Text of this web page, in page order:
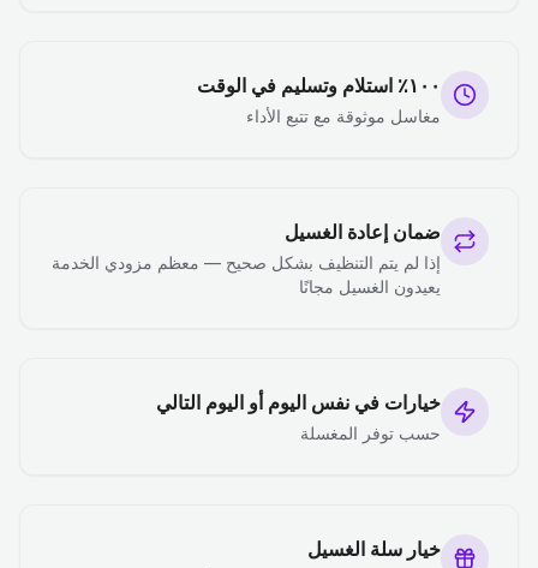
١٠٠٪ استلام وتسليم في الوقت
مغاسل موثوقة مع تتبع الأداء
ضمان إعادة الغسيل
إذا لم يتم التنظيف بشكل صحيح — معظم مزودي الخدمة
يعيدون الغسيل مجانًا
خيارات في نفس اليوم أو اليوم التالي
حسب توفر المغسلة
خيار سلة الغسيل